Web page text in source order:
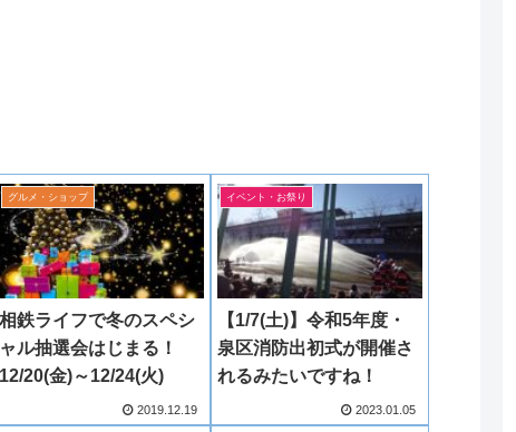
グルメ・ショップ
相鉄ライフで冬のスペシ
ャル抽選会はじまる！
12/20(金)～12/24(火)
2019.12.19
イベント・お祭り
【1/7(土)】令和5年度・
泉区消防出初式が開催さ
れるみたいですね！
2023.01.05